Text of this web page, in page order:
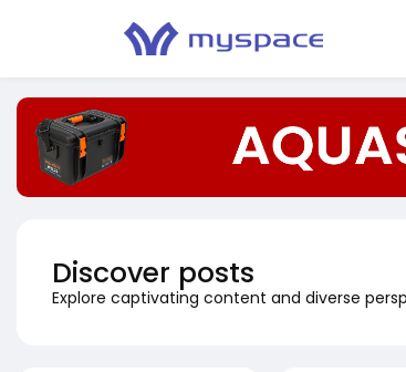
Discover posts
Explore captivating content and diverse